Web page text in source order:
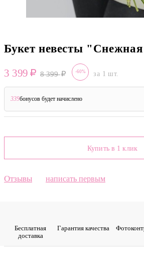
Букет невесты
3 399 8 399 -60% за 1 шт.
339бонусов будет начислено
Купить в 1 клик
Отзывы написать первым
Бесплатная
доставка
Гарантия качества